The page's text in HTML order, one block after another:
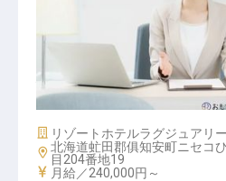
経理スタッフ
施設業態
リゾートホテルラグジュアリ
勤務地
北海道虻田郡俱知安町ニセコ
目204番地19
給与
月給／240,000円～